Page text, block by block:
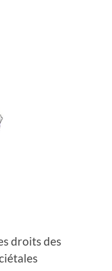
droits des